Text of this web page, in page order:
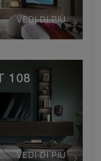
VEDI DI PIÙ
VEDI DI PIÙ
108